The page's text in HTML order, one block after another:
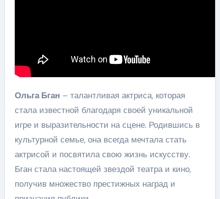
Ольга Бган – талантливая актриса, которая
стала известной благодаря своей уникальной
игре и выразительности на сцене. Родившись в
культурной семье, она всегда мечтала стать
актрисой и посвятила свою жизнь искусству.
Бган стала настоящей звездой театра и кино,
получив множество престижных наград и